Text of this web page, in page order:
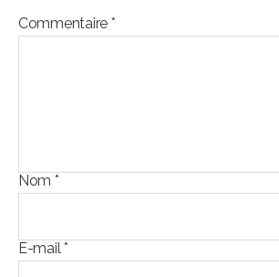
Commentaire *
Nom *
E-mail*